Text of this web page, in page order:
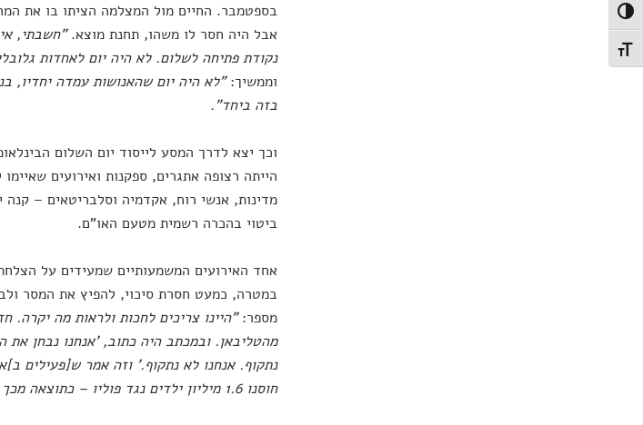
הפעל/כבה ניגודיות גבוהה
מתג גודל גופן
בספטמבר. החיים מול המצלמה הציתו בו את
אבל היה חסר לו משהו, תחנת מוצא."חשבתי,
נקודת פתיחה לשלום. לא היה יום לאחדות
וממשיך:"לא היה יום שהאנושות עמדה יחדיו,
בזה ביחד".
וכך יצא לדרך המסע לייסוד יום השלום
הייתה רצופה אתגרים, ספקנות ואירועים
מדינות, אנשי רוח, אקדמיה וסלבריטאים –
ביטוי בהכרה רשמית מטעם האו"ם.
אחד האירועים המשמעותיים שמעידים על
מספר:"היינו צריכים לחכות ולראות מה יקרה.
מהטליבאן. ובמכתב היה כתוב, 'אנחנו נבחן את
נתקוף. אנחנו לא נתקוף.' וזה אמר ש[פעילים
חוסנו 1.6 מיליון ילדים נגד פוליו – כתוצאה מכך שכולם עצרו".